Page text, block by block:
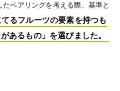
ペアリングを考える際、基準と
るフルーツの要素を持つも
あるもの」を選びました。